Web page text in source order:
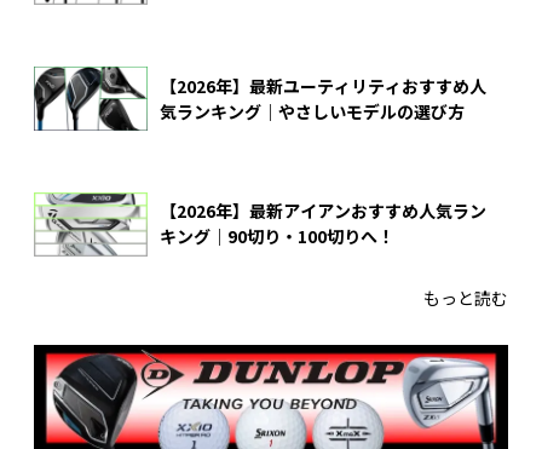
【2026年】最新ユーティリティおすすめ人
気ランキング｜やさしいモデルの選び方
【2026年】最新アイアンおすすめ人気ラン
キング｜90切り・100切りへ！
もっと読む